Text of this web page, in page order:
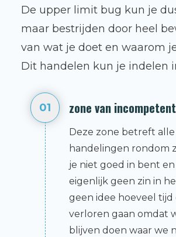
De upper limit bug kun je
maar bestrijden door heel
van wat je doet en waarom
Dit handelen kun je indelen
01 zone van
Deze zone betreft alle
handelingen rondom
je niet goed in bent en
eigenlijk geen zin in
geen idee hoeveel tijd
verloren gaan omdat
blijven doen waar we